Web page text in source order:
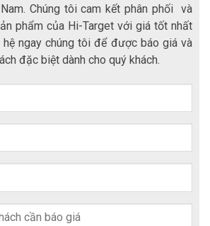
Chúng tôi cam kết phân phối và
phẩm của Hi-Target với giá tốt nhất
ngay chúng tôi để được báo giá và
đặc biệt dành cho quý khách.